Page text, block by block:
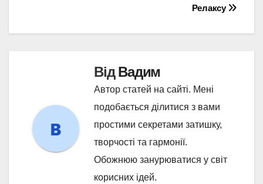
Релаксу
ВідВадим
Автор статей на сайті. Мені
подобається ділитися з вами
простими секретами затишку,
творчості та гармонії.
Обожнюю занурюватися у світ
корисних ідей.